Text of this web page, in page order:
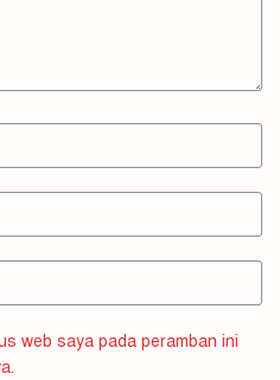
web saya pada peramban ini